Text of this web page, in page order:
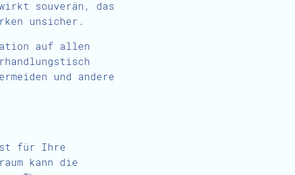
souverän, das
unsicher.
auf allen
und andere
für Ihre
kann die